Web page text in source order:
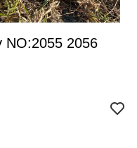
NO:2055 2056